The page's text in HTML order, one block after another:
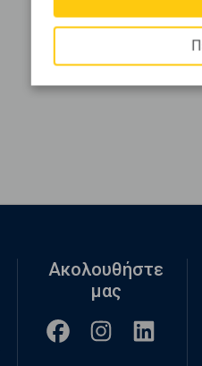
Ακολουθήστε
μας